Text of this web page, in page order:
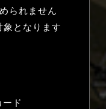
られません
となります
ド